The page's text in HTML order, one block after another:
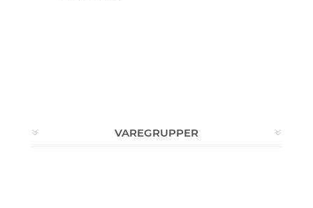
VAREGRUPPER